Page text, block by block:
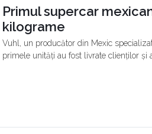
Primul supercar
kilograme
Vuhl, un producător din Mexic
primele unități au fost livrate clienților și